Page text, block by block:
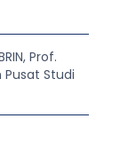
Prof.
Pusat Studi